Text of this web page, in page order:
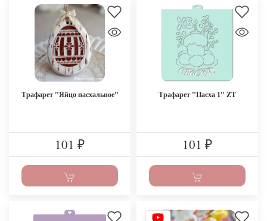
Трафарет "Яйцо пасхальное"
101 ₽
Трафарет "Пасха 1" ZT
101 ₽